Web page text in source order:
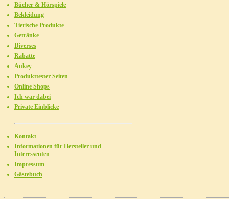
Bücher & Hörspiele
Bekleidung
Tierische Produkte
Getränke
Diverses
Rabatte
Aukey
Produkttester Seiten
Online Shops
Ich war dabei
Private Einblicke
Kontakt
Informationen für Hersteller und
Interessenten
Impressum
Gästebuch